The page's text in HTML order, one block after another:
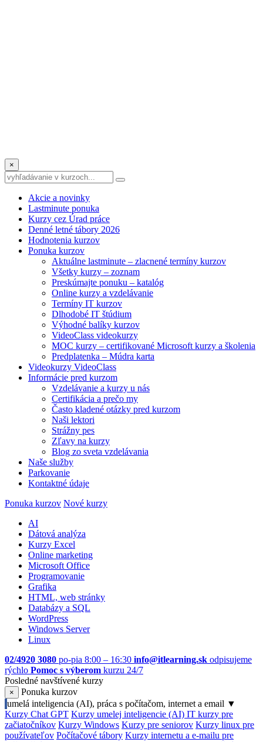
×
Akcie a novinky
Lastminute ponuka
Kurzy cez Úrad práce
Denné letné tábory 2026
Hodnotenia kurzov
Ponuka kurzov
Aktuálne lastminute – zlacnené termíny kurzov
Všetky kurzy – zoznam
Preskúmajte ponuku – katalóg
Online kurzy a vzdelávanie
Termíny IT kurzov
Dlhodobé IT štúdium
Výhodné balíky kurzov
VideoClass videokurzy
MOC kurzy – certifikované Microsoft kurzy a školenia
Predplatenka – Múdra karta
Videokurzy VideoClass
Informácie pred kurzom
Vzdelávanie a kurzy u nás
Certifikácia a prečo my
Často kladené otázky pred kurzom
Naši lektori
Strážny pes
Zľavy na kurzy
Blog zo sveta vzdelávania
Naše služby
Parkovanie
Kontaktné údaje
Ponuka kurzov Nové kurzy
AI
Dátová analýza
Kurzy Excel
Online marketing
Microsoft Office
Programovanie
Grafika
HTML, web stránky
Databázy a SQL
WordPress
Windows Server
Linux
02/4920 3080 po-pia 8:00 – 16:30 info@itlearning.sk odpisujeme
rýchlo Pomoc s výberom kurzu 24/7
Posledné navštívené kurzy
×
Ponuka kurzov
umelá inteligencia (AI), práca s počítačom, internet a email ▼
Kurzy Chat GPT Kurzy umelej inteligencie (AI) IT kurzy pre
začiatočníkov Kurzy Windows Kurzy pre seniorov Kurzy linux pre
používateľov Počítačové tábory Kurzy internetu a e-mailu pre